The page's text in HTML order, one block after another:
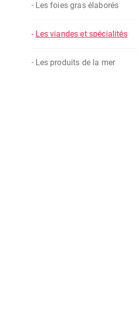
Les foies gras élaborés
Les viandes et spécialités
Les produits de la mer